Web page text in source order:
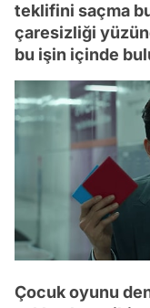
teklifini saçma
çaresizliği
bu işin içinde
Çocuk oyunu